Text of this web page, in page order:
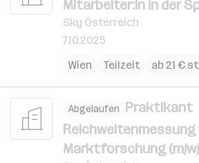
Mitarbeiter:in in der
Sky Österreich
7.10.2025
Wien
Teilzeit ab 21 €
Abgelaufen Praktikant
Reichweitenmessung
Marktforschung (m/